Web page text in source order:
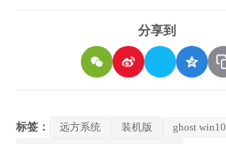
分享到
标签： 远方系统 装机版
ghost win10